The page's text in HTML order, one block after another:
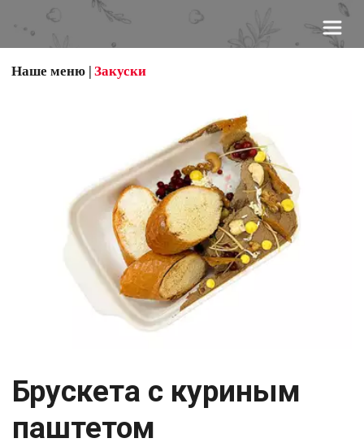
Наше меню | Закуски
Брускета с куриным
паштетом